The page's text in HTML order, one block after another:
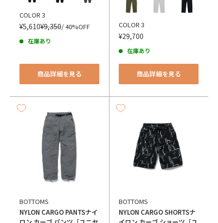
COLOR 3
¥5,610¥9,350/ 40%OFF
在庫あり
商品詳細を見る
COLOR 3
¥29,700
在庫あり
商品詳細を見る
BOTTOMS
NYLON CARGO PANTSナイ
BOTTOMS
NYLON CARGO SHORTSナ